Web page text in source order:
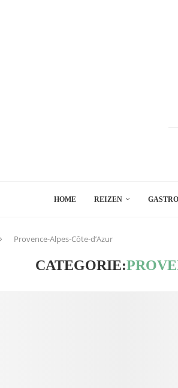
HOME REIZEN
Provence-Alpes-Côte-d’Azur
CATEGORIE: